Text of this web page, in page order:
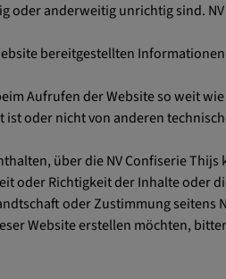
anderweitig unrichtig sind.
bereitgestellten
Aufrufen der Website so weit
oder nicht von anderen
über die NV Confiserie
oder Richtigkeit der Inhalte oder
oder Zustimmung seitens
Website erstellen möchten,